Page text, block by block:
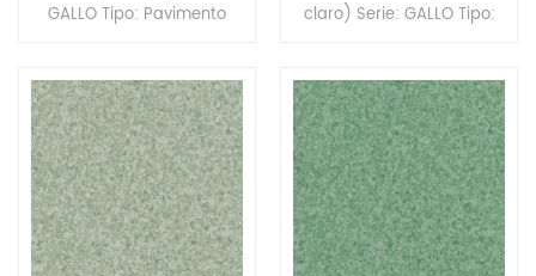
GALLO Tipo: Pavimento
2,0 mm (espesor) x 2,0 m
(ancho) x 20 m (largo).
Superficie: revestimiento
PUR
claro) Serie: GALLO Tipo:
Tamaño: 2,0 mm
(espesor) x 2,0 m (ancho)
x 20 m (largo). Superficie:
revestimiento PUR